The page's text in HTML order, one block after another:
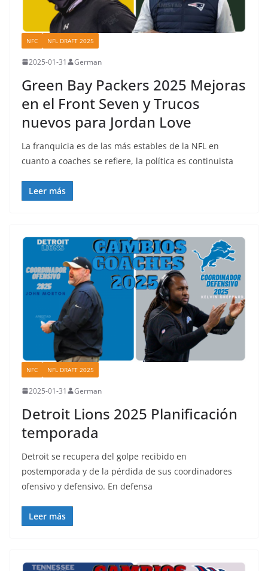
NFC NFL DRAFT 2025
2025-01-31 German
Green Bay Packers 2025 Mejoras
en el Front Seven y Trucos
nuevos para Jordan Love
La franquicia es de las más estables de la NFL en
cuanto a coaches se refiere, la política es continuista
Leer más
NFC NFL DRAFT 2025
2025-01-31 German
Detroit Lions 2025 Planificación
temporada
Detroit se recupera del golpe recibido en
postemporada y de la pérdida de sus coordinadores
ofensivo y defensivo. En defensa
Leer más